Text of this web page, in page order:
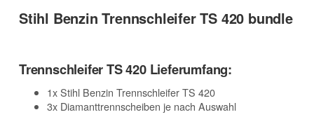
Stihl Benzin Trennschleifer TS 420 bundle
Trennschleifer TS 420 Lieferumfang:
1x Stihl Benzin Trennschleifer TS 420
3x Diamanttrennscheiben je nach Auswahl